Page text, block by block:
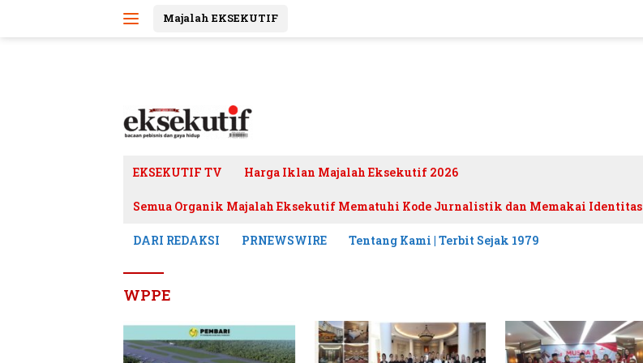
Majalah EKSEKUTIF
EKSEKUTIF TV Harga Iklan Majalah Eksekutif 2026
Semua Organik Majalah Eksekutif Mematuhi Kode Jurnalistik dan Memakai Identitas
DARI REDAKSI PRNEWSWIRE Tentang Kami | Terbit Sejak 1979
WPPE